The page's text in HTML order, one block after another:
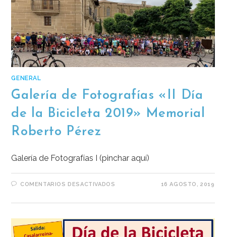
GENERAL
Galería de Fotografías «II Día
de la Bicicleta 2019» Memorial
Roberto Pérez
Galería de Fotografías I (pinchar aquí)
COMENTARIOS DESACTIVADOS 16 AGOSTO, 2019